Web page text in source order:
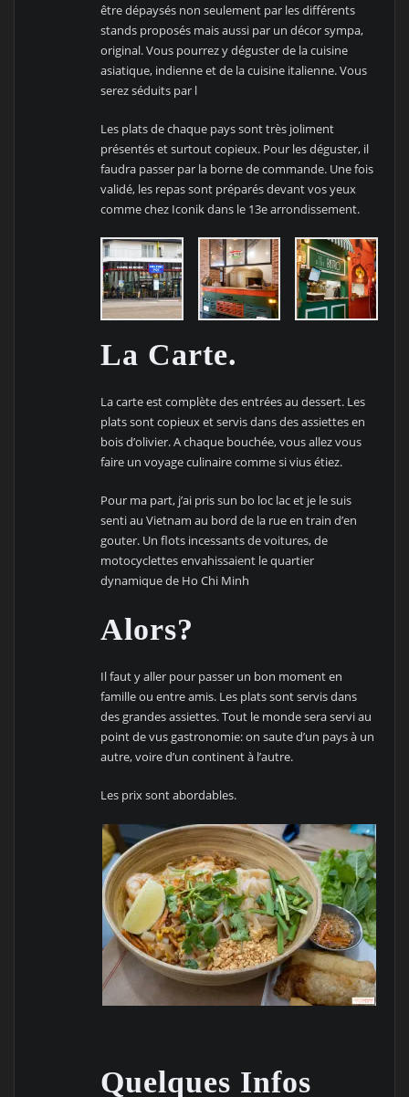
être dépaysés non seulement par les différents
stands proposés mais aussi par un décor sympa,
original. Vous pourrez y déguster de la cuisine
asiatique, indienne et de la cuisine italienne. Vous
serez séduits par l
Les plats de chaque pays sont très joliment
présentés et surtout copieux. Pour les déguster, il
faudra passer par la borne de commande. Une fois
validé, les repas sont préparés devant vos yeux
comme chez Iconik dans le 13e arrondissement.
La Carte.
La carte est complète des entrées au dessert. Les
plats sont copieux et servis dans des assiettes en
bois d’olivier. A chaque bouchée, vous allez vous
faire un voyage culinaire comme si vius étiez.
Pour ma part, j’ai pris sun bo loc lac et je le suis
senti au Vietnam au bord de la rue en train d’en
gouter. Un flots incessants de voitures, de
motocyclettes envahissaient le quartier
dynamique de Ho Chi Minh
Alors?
Il faut y aller pour passer un bon moment en
famille ou entre amis. Les plats sont servis dans
des grandes assiettes. Tout le monde sera servi au
point de vus gastronomie: on saute d’un pays à un
autre, voire d’un continent à l’autre.
Les prix sont abordables.
Quelques Infos